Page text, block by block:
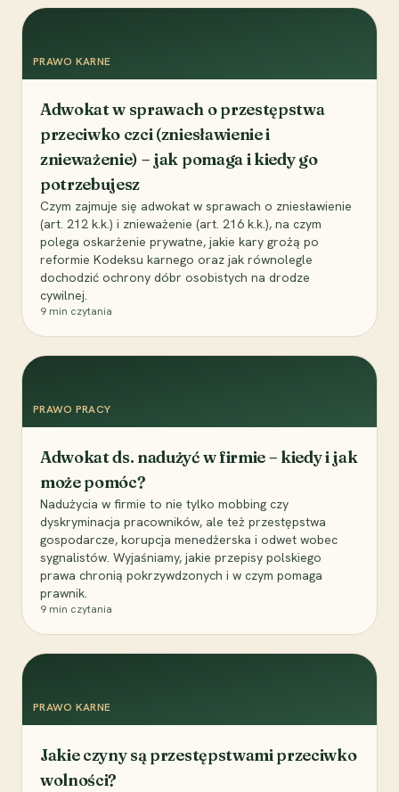
PRAWO KARNE
Adwokat w sprawach o przestępstwa
przeciwko czci (zniesławienie i
znieważenie) – jak pomaga i kiedy go
potrzebujesz
Czym zajmuje się adwokat w sprawach o zniesławienie
(art. 212 k.k.) i znieważenie (art. 216 k.k.), na czym
polega oskarżenie prywatne, jakie kary grożą po
reformie Kodeksu karnego oraz jak równolegle
dochodzić ochrony dóbr osobistych na drodze
cywilnej.
9 min czytania
PRAWO PRACY
Adwokat ds. nadużyć w firmie – kiedy i jak
może pomóc?
Nadużycia w firmie to nie tylko mobbing czy
dyskryminacja pracowników, ale też przestępstwa
gospodarcze, korupcja menedżerska i odwet wobec
sygnalistów. Wyjaśniamy, jakie przepisy polskiego
prawa chronią pokrzywdzonych i w czym pomaga
prawnik.
9 min czytania
PRAWO KARNE
Jakie czyny są przestępstwami przeciwko
wolności?